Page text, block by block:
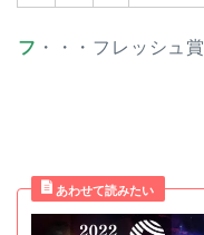
フ ・・・フレッシュ賞